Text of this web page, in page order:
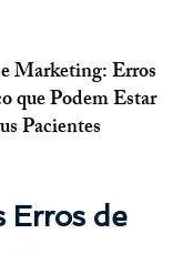
Marketing: Erros
que Podem Estar
Pacientes
Erros de